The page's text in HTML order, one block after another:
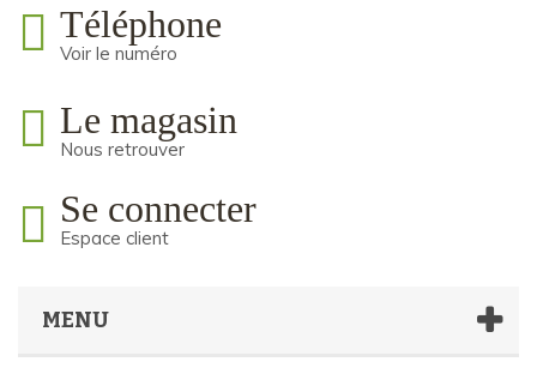
Téléphone
Voir le numéro
Le magasin
Nous retrouver
Se connecter
Espace client
MENU